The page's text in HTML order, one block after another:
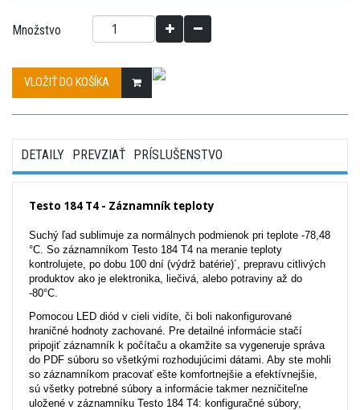
Množstvo
VLOŽIŤ DO KOŠÍKA
DETAILY PREVZIAŤ PRÍSLUŠENSTVO
Testo 184 T4 - Záznamník teploty
Suchý ľad sublimuje za normálnych podmienok pri teplote -78,48
°C. So záznamníkom Testo 184 T4 na meranie teploty
kontrolujete, po dobu 100 dní (výdrž batérie)´, prepravu citlivých
produktov ako je elektronika, liečivá, alebo potraviny až do
-80°C.
Pomocou LED diód v cieli vidíte, či boli nakonfigurované
hraničné hodnoty zachované. Pre detailné informácie stačí
pripojiť záznamník k počítaču a okamžite sa vygeneruje správa
do PDF súboru so všetkými rozhodujúcimi dátami. Aby ste mohli
so záznamníkom pracovať ešte komfortnejšie a efektívnejšie,
sú všetky potrebné súbory a informácie takmer nezničiteľne
uložené v záznamníku Testo 184 T4: konfiguračné súbory,